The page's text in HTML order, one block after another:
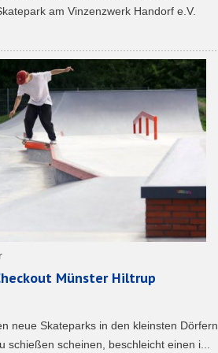
am Vinzenzwerk Handorf e.V.
Münster Hiltrup
neue Skateparks in den kleinsten Dörfern
schießen scheinen, beschleicht einen i...